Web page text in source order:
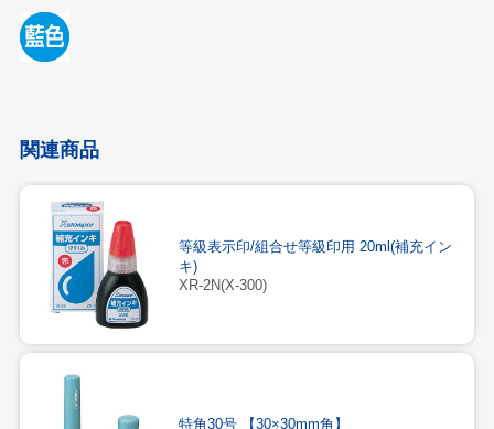
関連商品
等級表示印/組合せ等級印用 20ml(補充イン
キ)
XR-2N(X-300)
特角30号 【30×30mm角】